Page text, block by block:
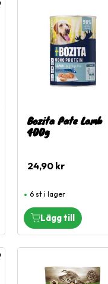
till i favoriter
Bozita Pate Lamb
400g
24,90 kr
6 st i lager
till i favoriter